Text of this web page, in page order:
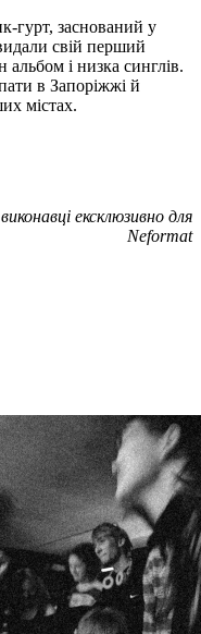
гурт, заснований у
свій перший
альбом і низка синглів.
в Запоріжжі й
містах.
ексклюзивно для
Neformat